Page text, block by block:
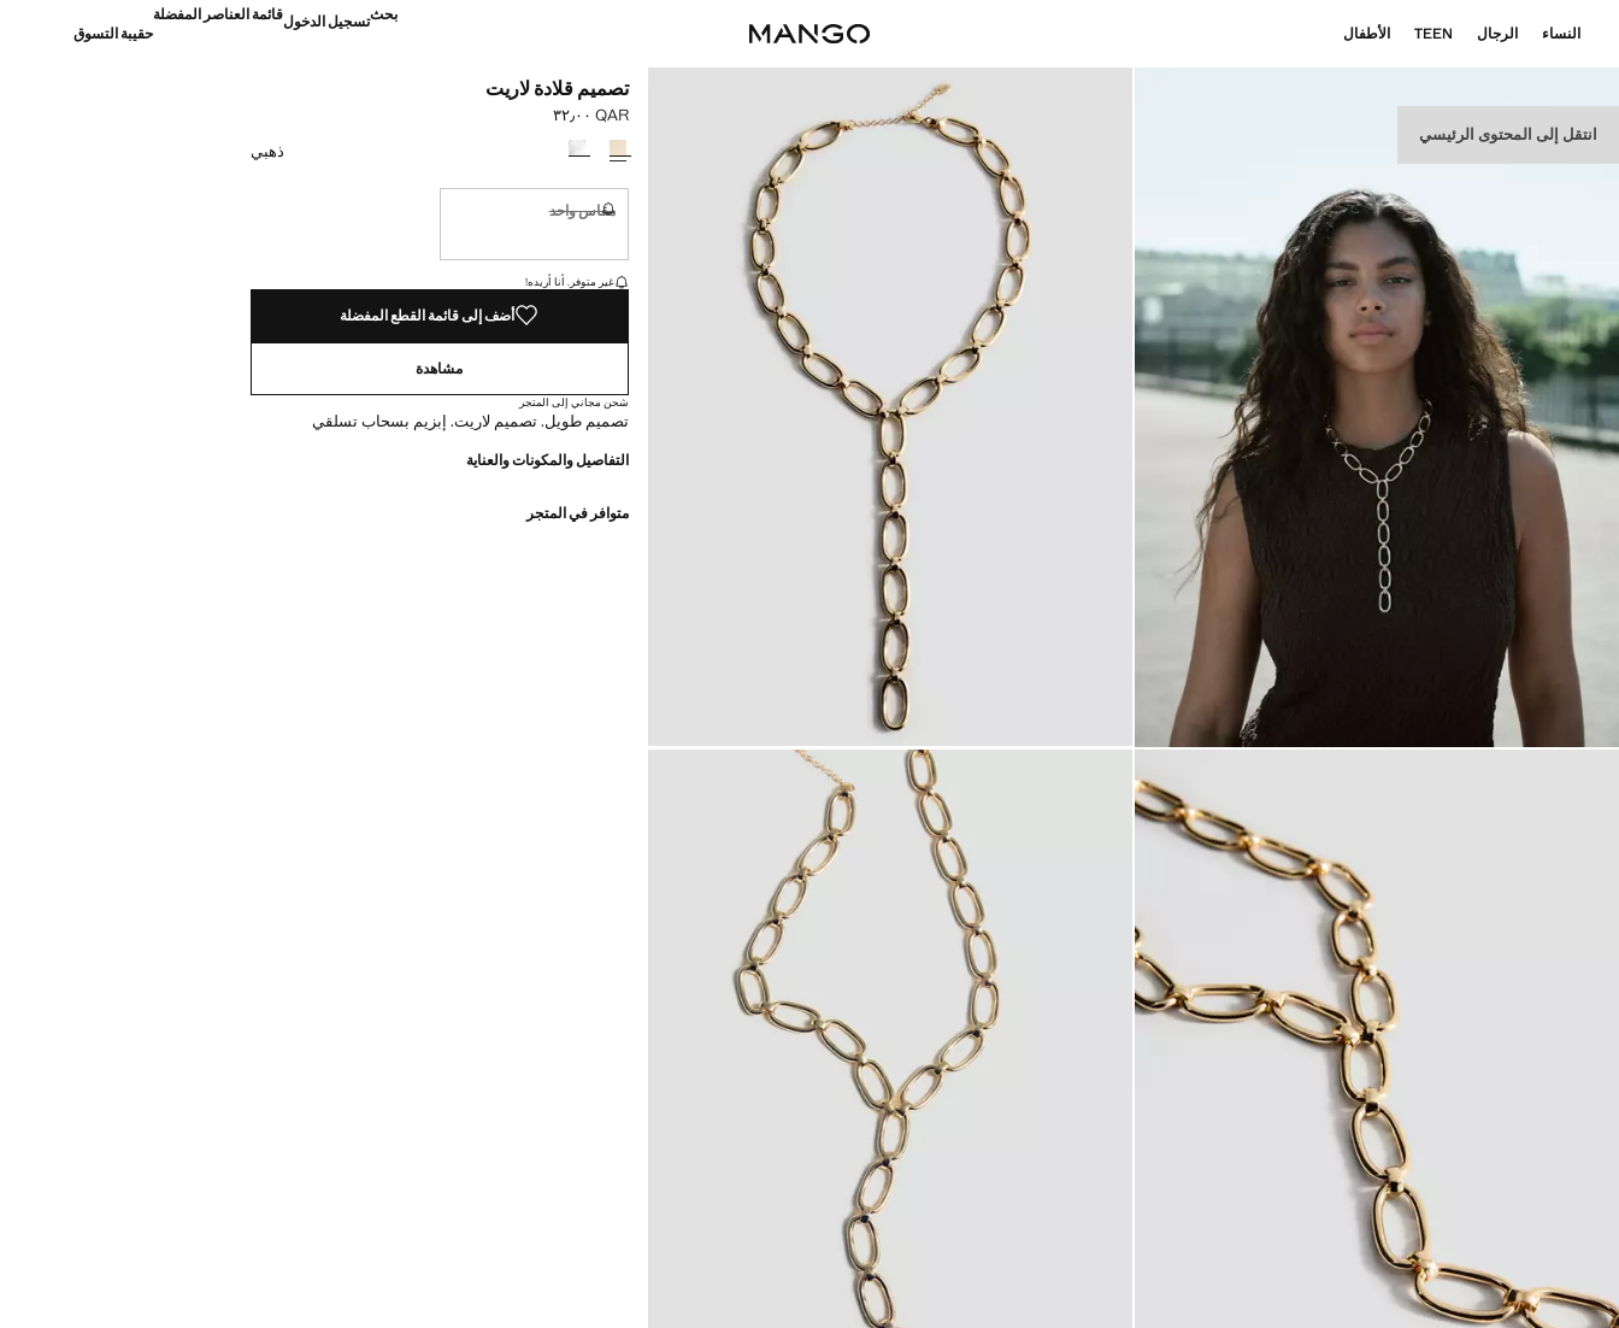
انتقل إلى المحتوى الرئيسي
النساء الرجال TEEN الأطفال
بحثتسجيل الدخولقائمة العناصر المفضلة
حقيبة التسوق
تصميم قلادة لاريت
السعر الحالي [QAR ٣٢٫٠٠ ]
QAR ٣٢٫٠٠
حدد اللون
ذهبي
مقاس واحد
غير متوفر. أنا أريده!
القطع الأخيرة!
غير متوفر. أنا أريده!
أضف إلى قائمة القطع المفضلة
مشاهدة
شحن مجاني إلى المتجر
تصميم طويل. تصميم لاريت. إبزيم بسحاب تسلقي
التفاصيل والمكونات والعناية
متوافر في المتجر